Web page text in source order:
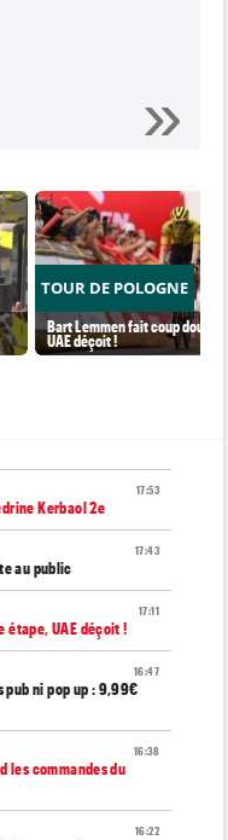
TOUR DE POLOGNE
Bart Lemmen fait coup double
UAE déçoit !
17:53
Kerbaol 2e
17:43
au public
17:11
étape, UAE déçoit !
16:47
pub ni pop up : 9,99€
16:38
les commandes du
16:22